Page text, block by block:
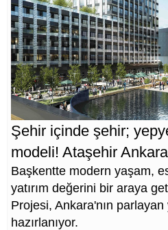
Şehir içinde şehir;
modeli! Ataşehir
Başkentte modern yaşam,
yatırım değerini bir araya
Projesi, Ankara'nın parlayan
hazırlanıyor.